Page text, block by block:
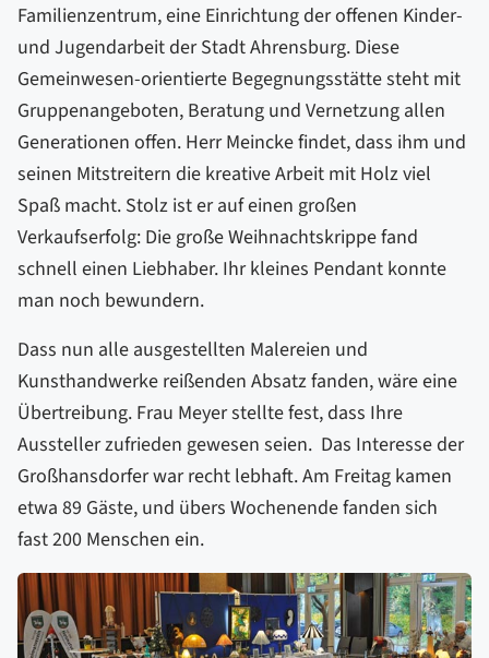
Familienzentrum, eine Einrichtung der offenen Kinder-
und Jugendarbeit der Stadt Ahrensburg. Diese
Gemeinwesen-orientierte Begegnungsstätte steht mit
Gruppenangeboten, Beratung und Vernetzung allen
Generationen offen. Herr Meincke findet, dass ihm und
seinen Mitstreitern die kreative Arbeit mit Holz viel
Spaß macht. Stolz ist er auf einen großen
Verkaufserfolg: Die große Weihnachtskrippe fand
schnell einen Liebhaber. Ihr kleines Pendant konnte
man noch bewundern.
Dass nun alle ausgestellten Malereien und
Kunsthandwerke reißenden Absatz fanden, wäre eine
Übertreibung. Frau Meyer stellte fest, dass Ihre
Aussteller zufrieden gewesen seien. Das Interesse der
Großhansdorfer war recht lebhaft. Am Freitag kamen
etwa 89 Gäste, und übers Wochenende fanden sich
fast 200 Menschen ein.